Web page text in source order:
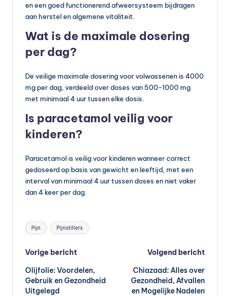
en een goed functionerend afweersysteem bijdragen
aan herstel en algemene vitaliteit.
Wat is de maximale dosering
per dag?
De veilige maximale dosering voor volwassenen is 4000
mg per dag, verdeeld over doses van 500-1000 mg
met minimaal 4 uur tussen elke dosis.
Is paracetamol veilig voor
kinderen?
Paracetamol is veilig voor kinderen wanneer correct
gedoseerd op basis van gewicht en leeftijd, met een
interval van minimaal 4 uur tussen doses en niet vaker
dan 4 keer per dag.
Tags:
Pijn Pijnstillers
Bericht
navigatie
Vorige bericht
Olijfolie: Voordelen,
Gebruik en Gezondheid
Uitgelegd
Volgend bericht
Chiazaad: Alles over
Gezondheid, Afvallen
en Mogelijke Nadelen